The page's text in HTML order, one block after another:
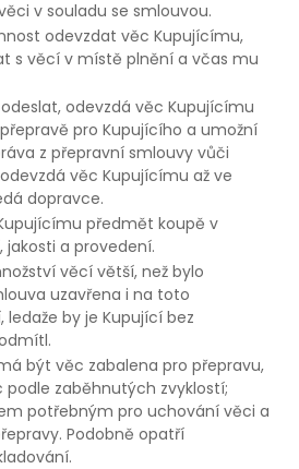
v souladu se smlouvou.
odevzdat věc Kupujícímu,
s věcí v místě plnění a včas mu
odevzdá věc Kupujícímu
pro Kupujícího a umožní
z přepravní smlouvy vůči
věc Kupujícímu až ve
dopravce.
předmět koupě v
a provedení.
věcí větší, než bylo
uzavřena i na toto
by je Kupující bez
být věc zabalena pro přepravu,
podle zaběhnutých zvyklostí;
potřebným pro uchování věci a
Podobně opatří